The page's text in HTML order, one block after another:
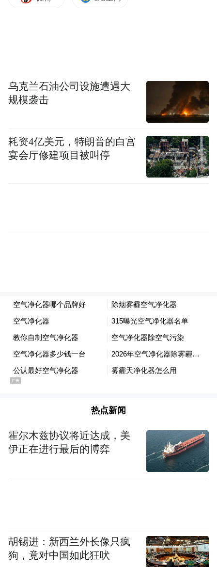
我们不妨试着从心理学、社会学视角来拆解
“变美即开挂”的深层逻辑，搞清楚：“滤镜”
是如何改变生活的？这种改变又是不是我们
所需要的？
社会问题之一——容貌焦虑。剧中苏橙橙因
外貌普通屡遭职场歧视，甚至在同学会上受
乌克兰石油公司设施遭遇大
规模袭击
耗资4亿美元，特朗普的白宫
宴会厅修建项目被叫停
热点新闻
霍尔木兹协议将近达成，美
伊正在进行最后的博弈
胡锡进：新西兰外长像只疯
狗，竟对中国如此狂吠